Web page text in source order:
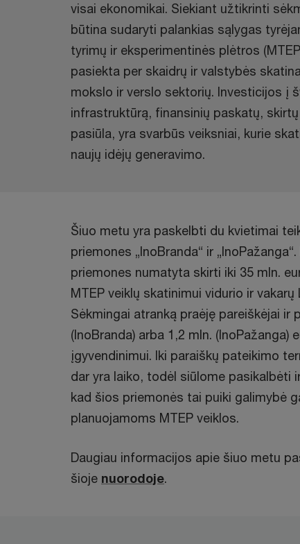
visai ekonomikai. Siekiant užtikrinti
būtina sudaryti palankias sąlygas
tyrimų ir eksperimentinės plėtros
pasiekta per skaidrų ir valstybės
mokslo ir verslo sektorių. Investicijos į
infrastruktūrą, finansinių paskatų,
pasiūla, yra svarbūs veiksniai, kurie
naujų idėjų generavimo.
Šiuo metu yra paskelbti du kvietimai
priemones „InoBranda“ ir
priemones numatyta skirti iki 35 mln.
MTEP veiklų skatinimui vidurio ir
Sėkmingai atranką praėję pareiškėjai ir
(InoBranda) arba 1,2 mln. (InoPažanga)
įgyvendinimui. Iki paraiškų pateikimo
dar yra laiko, todėl siūlome pasikalbėti
kad šios priemonės tai puiki galimybė
planuojamoms MTEP veiklos.
Daugiau informacijos apie šiuo metu
šioje nuorodoje.